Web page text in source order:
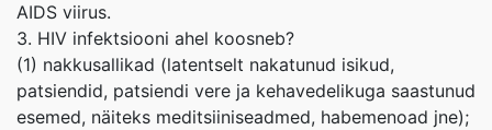
AIDS viirus.
3. HIV infektsiooni ahel koosneb?
(1) nakkusallikad (latentselt nakatunud isikud,
patsiendid, patsiendi vere ja kehavedelikuga saastunud
esemed, näiteks meditsiiniseadmed, habemenoad jne);